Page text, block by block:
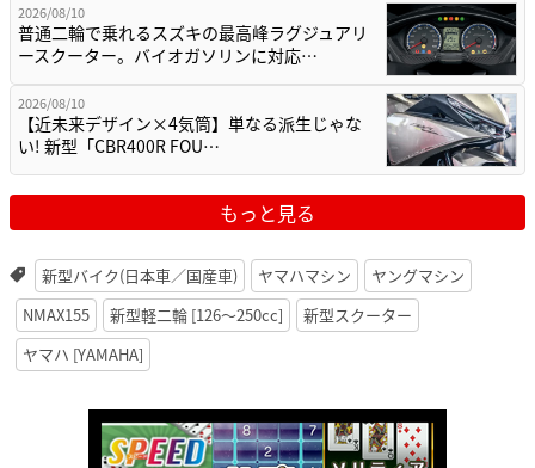
2026/08/10
普通二輪で乗れるスズキの最高峰ラグジュアリ
ースクーター。バイオガソリンに対応…
2026/08/10
【近未来デザイン×4気筒】単なる派生じゃな
い! 新型「CBR400R FOU…
もっと見る
新型バイク(日本車／国産車) ヤマハマシン
ヤングマシン
NMAX155
新型軽二輪 [126〜250cc]
新型スクーター
ヤマハ [YAMAHA]